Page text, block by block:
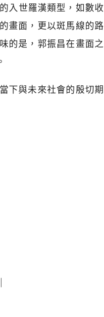
入世羅漢類型，如數收
畫面，更以斑馬線的路
的是，郭振昌在畫面之
下與未來社會的殷切期